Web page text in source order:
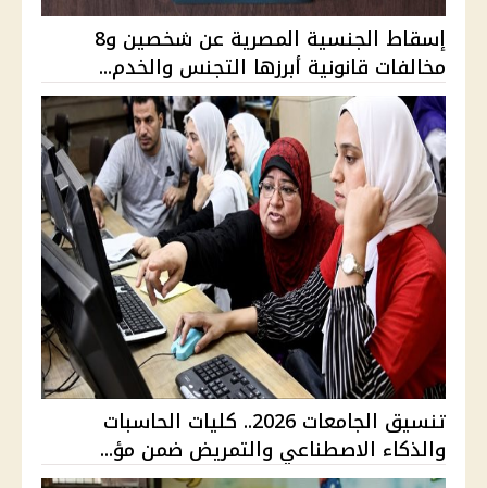
إسقاط الجنسية المصرية عن شخصين و8
مخالفات قانونية أبرزها التجنس والخدم...
تنسيق الجامعات 2026.. كليات الحاسبات
والذكاء الاصطناعي والتمريض ضمن مؤ...